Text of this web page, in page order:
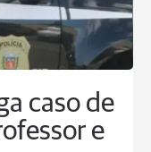
caso de
e